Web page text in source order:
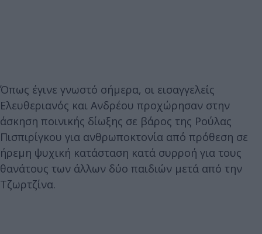
Όπως έγινε γνωστό σήμερα, οι εισαγγελείς
Ελευθεριανός και Ανδρέου προχώρησαν στην
άσκηση ποινικής δίωξης σε βάρος της Ρούλας
Πισπιρίγκου για ανθρωποκτονία από πρόθεση σε
ήρεμη ψυχική κατάσταση κατά συρροή για τους
θανάτους των άλλων δύο παιδιών μετά από την
Τζωρτζίνα.